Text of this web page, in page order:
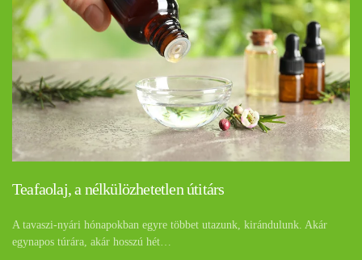
Teafaolaj, a nélkülözhetetlen útitárs
A tavaszi-nyári hónapokban egyre többet utazunk, kirándulunk. Akár
egynapos túrára, akár hosszú hét…